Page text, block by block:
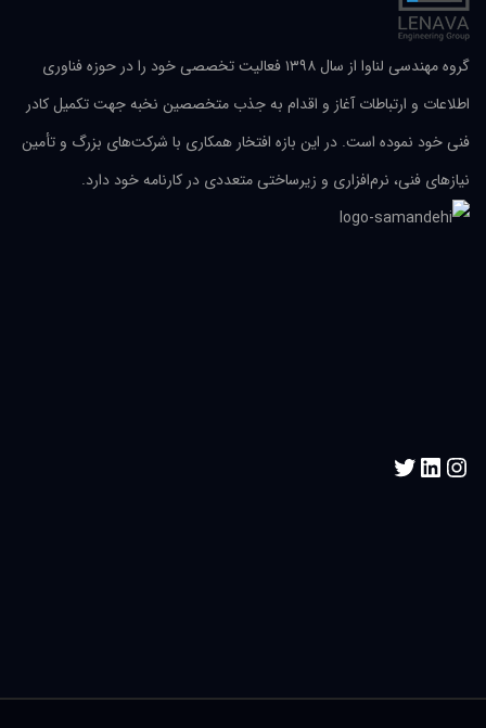
گروه مهندسی لناوا از سال ۱۳۹۸ فعالیت تخصصی خود را در حوزه فناوری
اطلاعات و ارتباطات آغاز و اقدام به جذب متخصصین نخبه جهت تکمیل کادر
فنی خود نموده است. در این بازه افتخار همکاری با شرکت‌های بزرگ و تأمین
نیازهای فنی، نرم‌افزاری و زیرساختی متعددی در کارنامه خود دارد.